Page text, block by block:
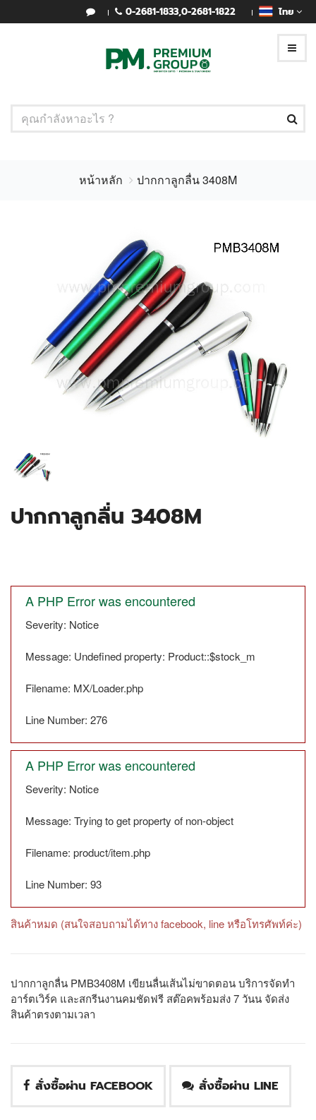
0-2681-1833,0-2681-1822 ไทย
หน้าหลัก ปากกาลูกลื่น 3408M
ปากกาลูกลื่น 3408M
A PHP Error was encountered
Severity: Notice
Message: Undefined property: Product::$stock_m
Filename: MX/Loader.php
Line Number: 276
A PHP Error was encountered
Severity: Notice
Message: Trying to get property of non-object
Filename: product/item.php
Line Number: 93
สินค้าหมด (สนใจสอบถามได้ทาง facebook, line หรือโทรศัพท์ค่ะ)
ปากกาลูกลื่น PMB3408M เขียนลื่นเส้นไม่ขาดตอน บริการจัดทำ
อาร์ตเวิร์ค และสกรีนงานคมชัดฟรี สต๊อคพร้อมส่ง 7 วันน จัดส่ง
สินค้าตรงตามเวลา
สั่งซื้อผ่าน FACEBOOK สั่งซื้อผ่าน LINE